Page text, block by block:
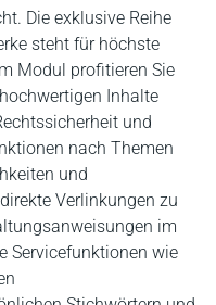
Die exklusive Reihe
steht für höchste
Modul profitieren Sie
Inhalte
und
nach Themen
und
Verlinkungen zu
im
Servicefunktionen wie